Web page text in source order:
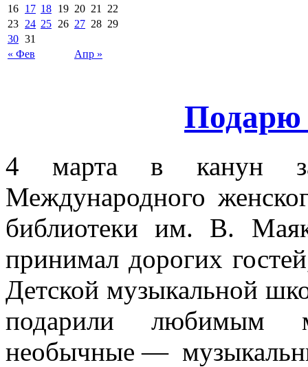
« Фев Апр »
16 17 18 19 20 21
22
23 24 25 26 27 28 29
30 31
Подарю
4 марта в канун
Международного
библиотеки им. В.
принимал дорогих
Детской музыкальной
подарили любимым
необычные —